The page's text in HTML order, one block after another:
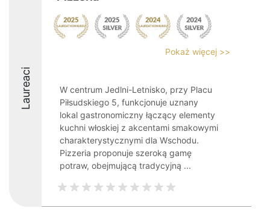
Laureaci
Pokaż więcej >>
W centrum Jedlni-Letnisko, przy Placu
Piłsudskiego 5, funkcjonuje uznany
lokal gastronomiczny łączący elementy
kuchni włoskiej z akcentami smakowymi
charakterystycznymi dla Wschodu.
Pizzeria proponuje szeroką gamę
potraw, obejmującą tradycyjną ...